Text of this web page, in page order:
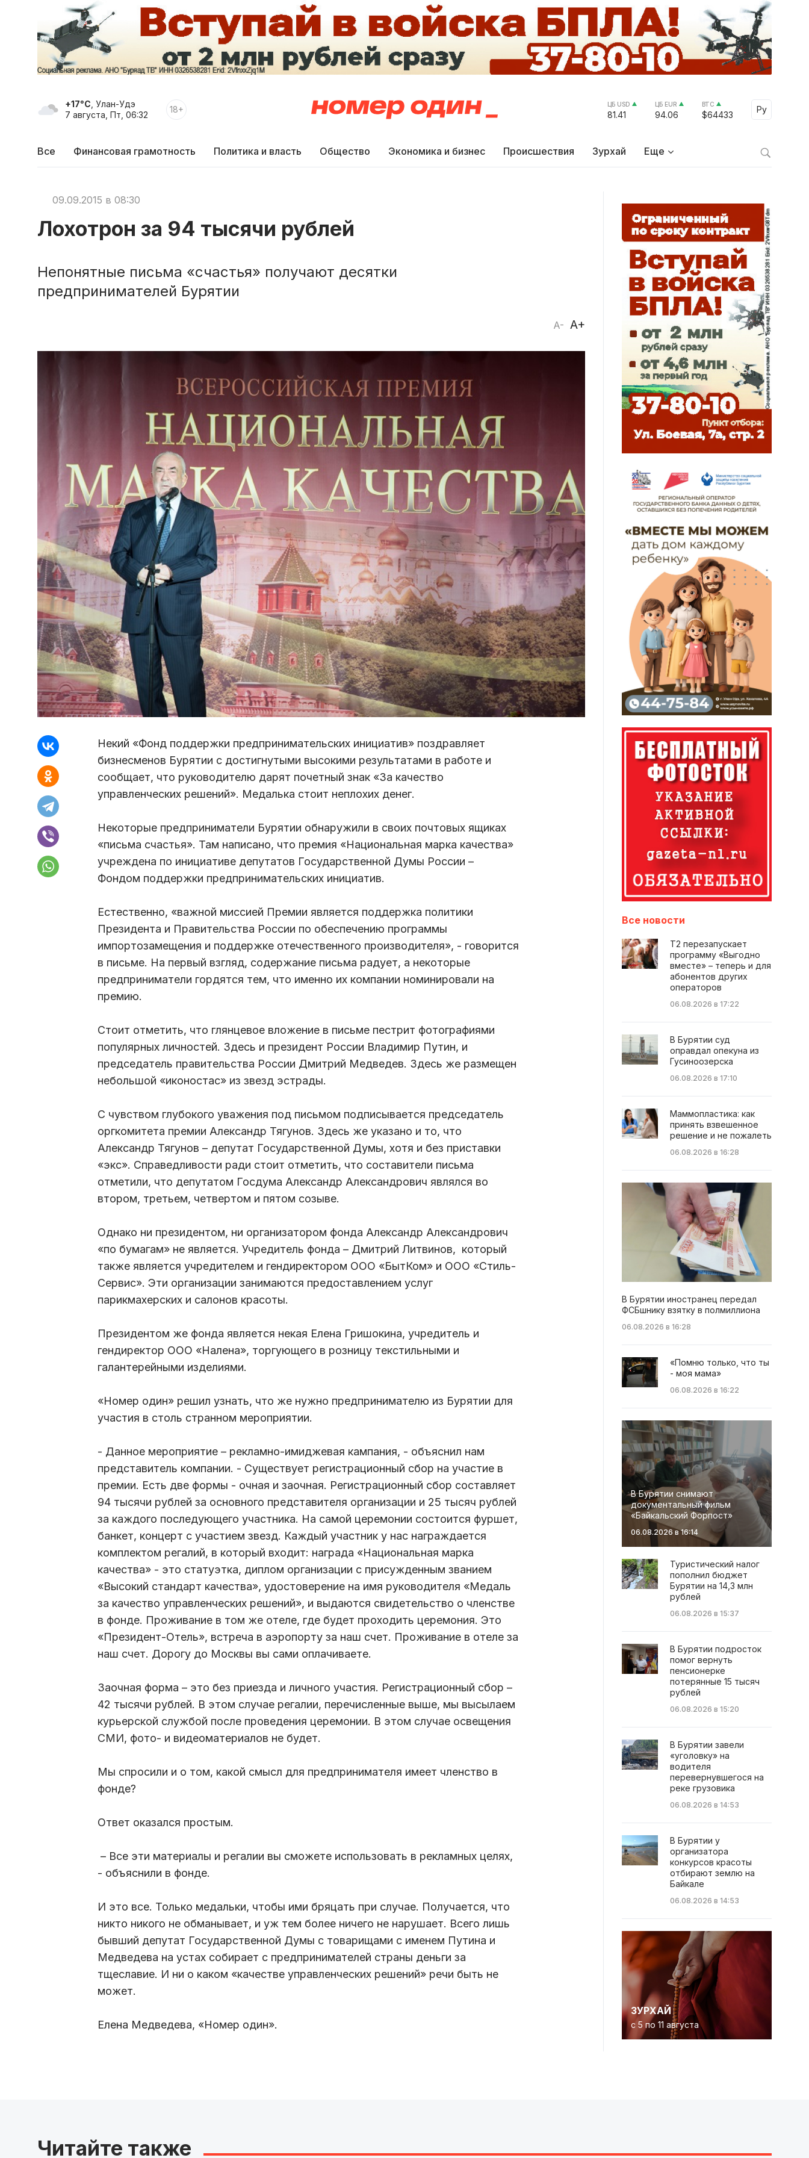
+17°C , Улан-Удэ
7 августа, Пт, 06:32
18+ ЦБ USD
81.41
ЦБ EUR
94.06
BTC
$64433
Ру
Select
Все Финансовая грамотность Политика и власть Общество Экономика и бизнес Происшествия Зурхай Еще
09.09.2015 в 08:30
Лохотрон за 94 тысячи рублей
Непонятные письма «счастья» получают десятки
предпринимателей Бурятии
A- A+
Некий «Фонд поддержки предпринимательских инициатив» поздравляет
бизнесменов Бурятии с достигнутыми высокими результатами в работе и
сообщает, что руководителю дарят почетный знак «За качество
управленческих решений». Медалька стоит неплохих денег.
Некоторые предприниматели Бурятии обнаружили в своих почтовых ящиках
«письма счастья». Там написано, что премия «Национальная марка качества»
учреждена по инициативе депутатов Государственной Думы России –
Фондом поддержки предпринимательских инициатив.
Естественно, «важной миссией Премии является поддержка политики
Президента и Правительства России по обеспечению программы
импортозамещения и поддержке отечественного производителя», - говорится
в письме. На первый взгляд, содержание письма радует, а некоторые
предприниматели гордятся тем, что именно их компании номинировали на
премию.
Стоит отметить, что глянцевое вложение в письме пестрит фотографиями
популярных личностей. Здесь и президент России Владимир Путин, и
председатель правительства России Дмитрий Медведев. Здесь же размещен
небольшой «иконостас» из звезд эстрады.
С чувством глубокого уважения под письмом подписывается председатель
оргкомитета премии Александр Тягунов. Здесь же указано и то, что
Александр Тягунов – депутат Государственной Думы, хотя и без приставки
«экс». Справедливости ради стоит отметить, что составители письма
отметили, что депутатом Госдума Александр Александрович являлся во
втором, третьем, четвертом и пятом созыве.
Однако ни президентом, ни организатором фонда Александр Александрович
«по бумагам» не является. Учредитель фонда – Дмитрий Литвинов, который
также является учредителем и гендиректором ООО «БытКом» и ООО «Стиль-
Сервис». Эти организации занимаются предоставлением услуг
парикмахерских и салонов красоты.
Президентом же фонда является некая Елена Гришокина, учредитель и
гендиректор ООО «Налена», торгующего в розницу текстильными и
галантерейными изделиями.
«Номер один» решил узнать, что же нужно предпринимателю из Бурятии для
участия в столь странном мероприятии.
- Данное мероприятие – рекламно-имиджевая кампания, - объяснил нам
представитель компании. - Существует регистрационный сбор на участие в
премии. Есть две формы - очная и заочная. Регистрационный сбор составляет
94 тысячи рублей за основного представителя организации и 25 тысяч рублей
за каждого последующего участника. На самой церемонии состоится фуршет,
банкет, концерт с участием звезд. Каждый участник у нас награждается
комплектом регалий, в который входит: награда «Национальная марка
качества» - это статуэтка, диплом организации с присужденным званием
«Высокий стандарт качества», удостоверение на имя руководителя «Медаль
за качество управленческих решений», и выдаются свидетельство о членстве
в фонде. Проживание в том же отеле, где будет проходить церемония. Это
«Президент-Отель», встреча в аэропорту за наш счет. Проживание в отеле за
наш счет. Дорогу до Москвы вы сами оплачиваете.
Заочная форма – это без приезда и личного участия. Регистрационный сбор –
42 тысячи рублей. В этом случае регалии, перечисленные выше, мы высылаем
курьерской службой после проведения церемонии. В этом случае освещения
СМИ, фото- и видеоматериалов не будет.
Мы спросили и о том, какой смысл для предпринимателя имеет членство в
фонде?
Ответ оказался простым.
– Все эти материалы и регалии вы сможете использовать в рекламных целях,
- объяснили в фонде.
И это все. Только медальки, чтобы ими бряцать при случае. Получается, что
никто никого не обманывает, и уж тем более ничего не нарушает. Всего лишь
бывший депутат Государственной Думы с товарищами с именем Путина и
Медведева на устах собирает с предпринимателей страны деньги за
тщеславие. И ни о каком «качестве управленческих решений» речи быть не
может.
Елена Медведева, «Номер один».
Все новости
Т2 перезапускает
программу «Выгодно
вместе» – теперь и для
абонентов других
операторов
06.08.2026 в 17:22
В Бурятии суд
оправдал опекуна из
Гусиноозерска
06.08.2026 в 17:10
Маммопластика: как
принять взвешенное
решение и не пожалеть
06.08.2026 в 16:28
В Бурятии иностранец передал
ФСБшнику взятку в полмиллиона
06.08.2026 в 16:28
«Помню только, что ты
- моя мама»
06.08.2026 в 16:22
В Бурятии снимают
документальный фильм
«Байкальский Форпост»
06.08.2026 в 16:14
Туристический налог
пополнил бюджет
Бурятии на 14,3 млн
рублей
06.08.2026 в 15:37
В Бурятии подросток
помог вернуть
пенсионерке
потерянные 15 тысяч
рублей
06.08.2026 в 15:20
В Бурятии завели
«уголовку» на
водителя
перевернувшегося на
реке грузовика
06.08.2026 в 14:53
В Бурятии у
организатора
конкурсов красоты
отбирают землю на
Байкале
06.08.2026 в 14:53
ЗУРХАЙ
с 5 по 11 августа
Читайте также